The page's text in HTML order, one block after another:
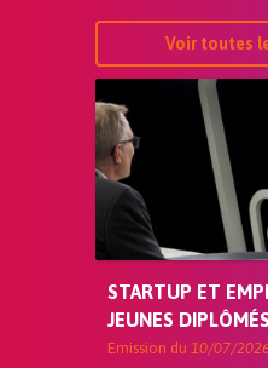
Voir toutes
STARTUP ET
JEUNES
Emission du 10/07/2026